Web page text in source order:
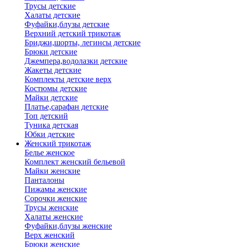
Трусы детские
Халаты детские
Фуфайки,блузы детские
Верхний детский трикотаж
Бриджи,шорты, легинсы детские
Брюки детские
Джемпера,водолазки детские
Жакеты детские
Комплекты детские верх
Костюмы детские
Майки детские
Платье,сарафан детские
Топ детский
Туника детская
Юбки детские
Женский трикотаж
Белье женское
Комплект женский бельевой
Майки женские
Панталоны
Пижамы женские
Сорочки женские
Трусы женские
Халаты женские
Фуфайки,блузы женские
Верх женский
Брюки женские